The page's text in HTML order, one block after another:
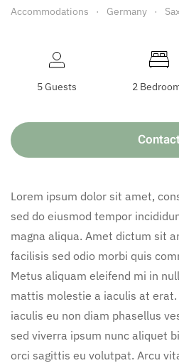
Accommodations Germany
5 Guests 2
Lorem ipsum dolor sit amet,
sed do eiusmod tempor
magna aliqua. Amet dictum sit
facilisis sed odio morbi quis
Metus aliquam eleifend mi in
mattis molestie a iaculis at
iaculis eu non diam phasellus
sed viverra ipsum nunc aliquet
orci sagittis eu volutpat. Arcu